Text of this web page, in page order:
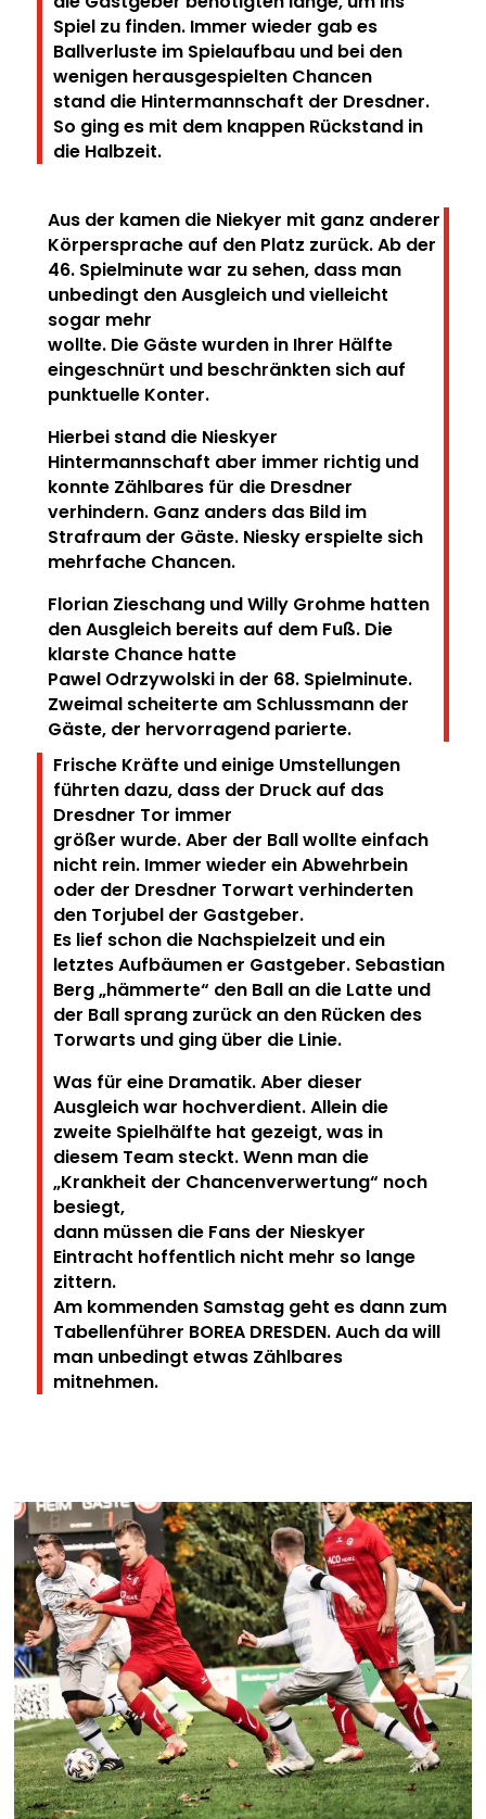
Spiel zu finden. Immer wieder gab es
Ballverluste im Spielaufbau und bei den
wenigen herausgespielten Chancen
stand die Hintermannschaft der Dresdner.
So ging es mit dem knappen Rückstand in
die Halbzeit.
Aus der kamen die Niekyer mit ganz anderer
Körpersprache auf den Platz zurück.Ab der
46. Spielminute war zu sehen, dass man
unbedingt den Ausgleich und vielleicht
sogar mehr
wollte. Die Gäste wurden in Ihrer Hälfte
eingeschnürt und beschränkten sich auf
punktuelle Konter.
Hierbei stand die Nieskyer
Hintermannschaft aber immer richtig und
konnte Zählbares für die Dresdner
verhindern. Ganz anders das Bild im
Strafraum der Gäste. Niesky erspielte sich
mehrfache Chancen.
Florian Zieschang und Willy Grohme hatten
den Ausgleich bereits auf dem Fuß. Die
klarste Chance hatte
Pawel Odrzywolski in der 68. Spielminute.
Zweimal scheiterte am Schlussmann der
Gäste, der hervorragend parierte.
Frische Kräfte und einige Umstellungen
führten dazu, dass der Druck auf das
Dresdner Tor immer
größer wurde. Aber der Ball wollte einfach
nicht rein. Immer wieder ein Abwehrbein
oder der Dresdner Torwart verhinderten
den Torjubel der Gastgeber.
Es lief schon die Nachspielzeit und ein
letztes Aufbäumen er Gastgeber. Sebastian
Berg „hämmerte“ den Ball an die Latte und
der Ball sprang zurück an den Rücken des
Torwarts und ging über die Linie.
Was für eine Dramatik. Aber dieser
Ausgleich war hochverdient. Allein die
zweite Spielhälfte hat gezeigt, was in
diesem Team steckt. Wenn man die
„Krankheit der Chancenverwertung“ noch
besiegt,
dann müssen die Fans der Nieskyer
Eintracht hoffentlich nicht mehr so lange
zittern.
Am kommenden Samstag geht es dann zum
Tabellenführer BOREA DRESDEN. Auch da will
man unbedingt etwas Zählbares
mitnehmen.